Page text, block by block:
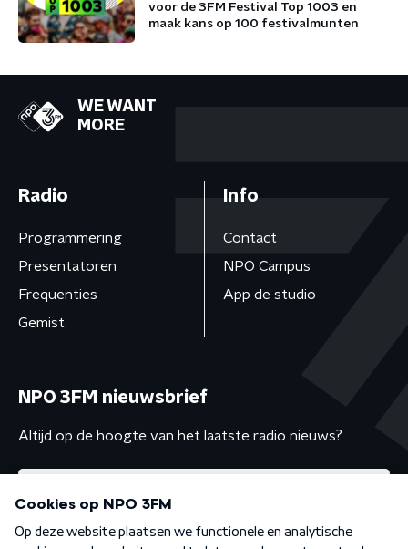
voor de 3FM Festival Top 1003 en
maak kans op 100 festivalmunten
WE WANT
MORE
Radio
Programmering
Presentatoren
Frequenties
Gemist
Info
Contact
NPO Campus
App de studio
NPO 3FM nieuwsbrief
Altijd op de hoogte van het laatste radio nieuws?